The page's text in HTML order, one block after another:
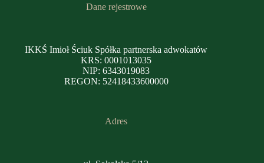
Dane rejestrowe
IKKŚ Imioł Ściuk Spółka partnerska adwokatów
KRS: 0001013035
NIP: 6343019083
REGON: 52418433600000
Adres